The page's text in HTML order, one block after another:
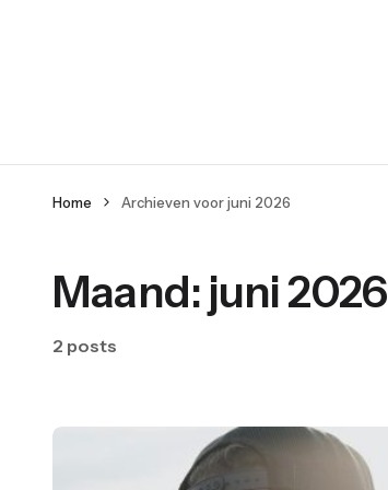
Home Archieven voor juni 2026
Maand: juni 2026
2 posts